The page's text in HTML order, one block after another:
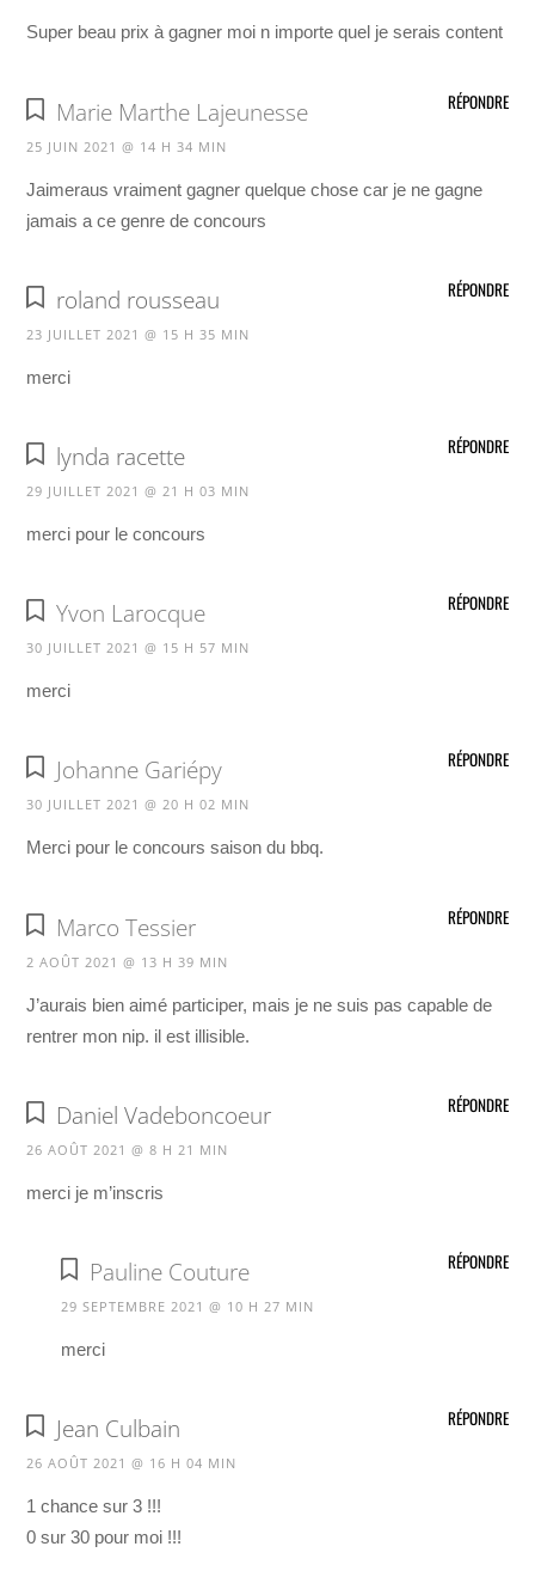
Super beau prix à gagner moi n importe quel je serais content
Marie Marthe Lajeunesse
25 JUIN 2021 @ 14 H 34 MIN
Jaimeraus vraiment gagner quelque chose car je ne gagne
jamais a ce genre de concours
RÉPONDRE
roland rousseau
23 JUILLET 2021 @ 15 H 35 MIN
merci
RÉPONDRE
lynda racette
29 JUILLET 2021 @ 21 H 03 MIN
merci pour le concours
RÉPONDRE
Yvon Larocque
30 JUILLET 2021 @ 15 H 57 MIN
merci
RÉPONDRE
Johanne Gariépy
30 JUILLET 2021 @ 20 H 02 MIN
Merci pour le concours saison du bbq.
RÉPONDRE
Marco Tessier
2 AOÛT 2021 @ 13 H 39 MIN
J’aurais bien aimé participer, mais je ne suis pas capable de
rentrer mon nip. il est illisible.
RÉPONDRE
Daniel Vadeboncoeur
26 AOÛT 2021 @ 8 H 21 MIN
merci je m’inscris
RÉPONDRE
Pauline Couture
29 SEPTEMBRE 2021 @ 10 H 27 MIN
merci
RÉPONDRE
Jean Culbain
26 AOÛT 2021 @ 16 H 04 MIN
1 chance sur 3 !!!
0 sur 30 pour moi !!!
RÉPONDRE